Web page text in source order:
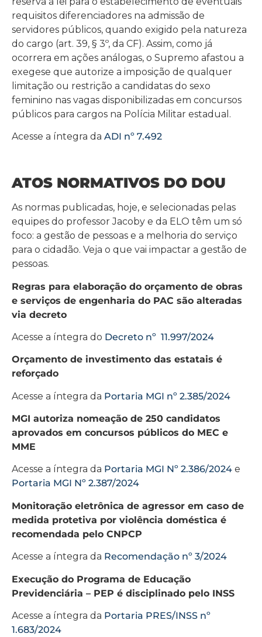
requisitos diferenciadores na admissão de
servidores públicos, quando exigido pela natureza
do cargo (art. 39, § 3º, da CF). Assim, como já
ocorrera em ações análogas, o Supremo afastou a
exegese que autorize a imposição de qualquer
limitação ou restrição a candidatas do sexo
feminino nas vagas disponibilizadas em concursos
públicos para cargos na Polícia Militar estadual.
Acesse a íntegra da ADI nº 7.492
ATOS NORMATIVOS DO DOU
As normas publicadas, hoje, e selecionadas pelas
equipes do professor Jacoby e da ELO têm um só
foco: a gestão de pessoas e a melhoria do serviço
para o cidadão. Veja o que vai impactar a gestão de
pessoas.
Regras para elaboração do orçamento de obras
e serviços de engenharia do PAC são alteradas
via decreto
Acesse a íntegra do Decreto nº 11.997/2024
Orçamento de investimento das estatais é
reforçado
Acesse a íntegra da Portaria MGI nº 2.385/2024
MGI autoriza nomeação de 250 candidatos
aprovados em concursos públicos do MEC e
MME
Acesse a íntegra da Portaria MGI Nº 2.386/2024 e
Portaria MGI Nº 2.387/2024
Monitoração eletrônica de agressor em caso de
medida protetiva por violência doméstica é
recomendada pelo CNPCP
Acesse a íntegra da Recomendação nº 3/2024
Execução do Programa de Educação
Previdenciária – PEP é disciplinado pelo INSS
Acesse a íntegra da Portaria PRES/INSS nº
1.683/2024